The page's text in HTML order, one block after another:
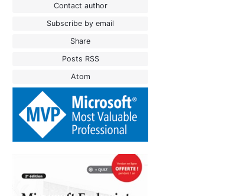
Contact author
Subscribe by email
Share
Posts RSS
Atom